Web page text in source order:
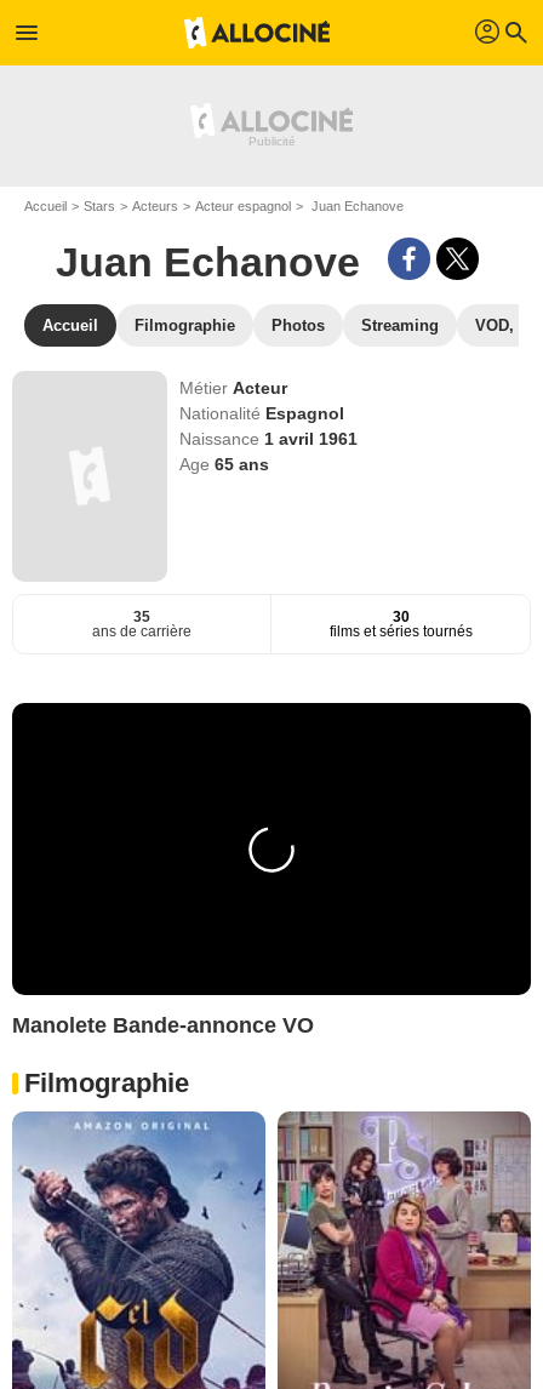
menu profil search
Accueil Stars Acteurs Acteur espagnol Juan Echanove
Juan Echanove
Accueil Filmographie Photos Streaming VOD,
MétierActeur
Nationalité Espagnol
Naissance 1 avril 1961
Age65 ans
35
ans de carrière
30
films et séries tournés
Manolete Bande-annonce VO
Filmographie